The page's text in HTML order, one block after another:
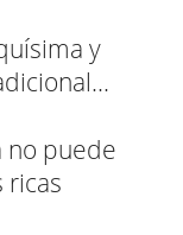
y
no puede
ricas